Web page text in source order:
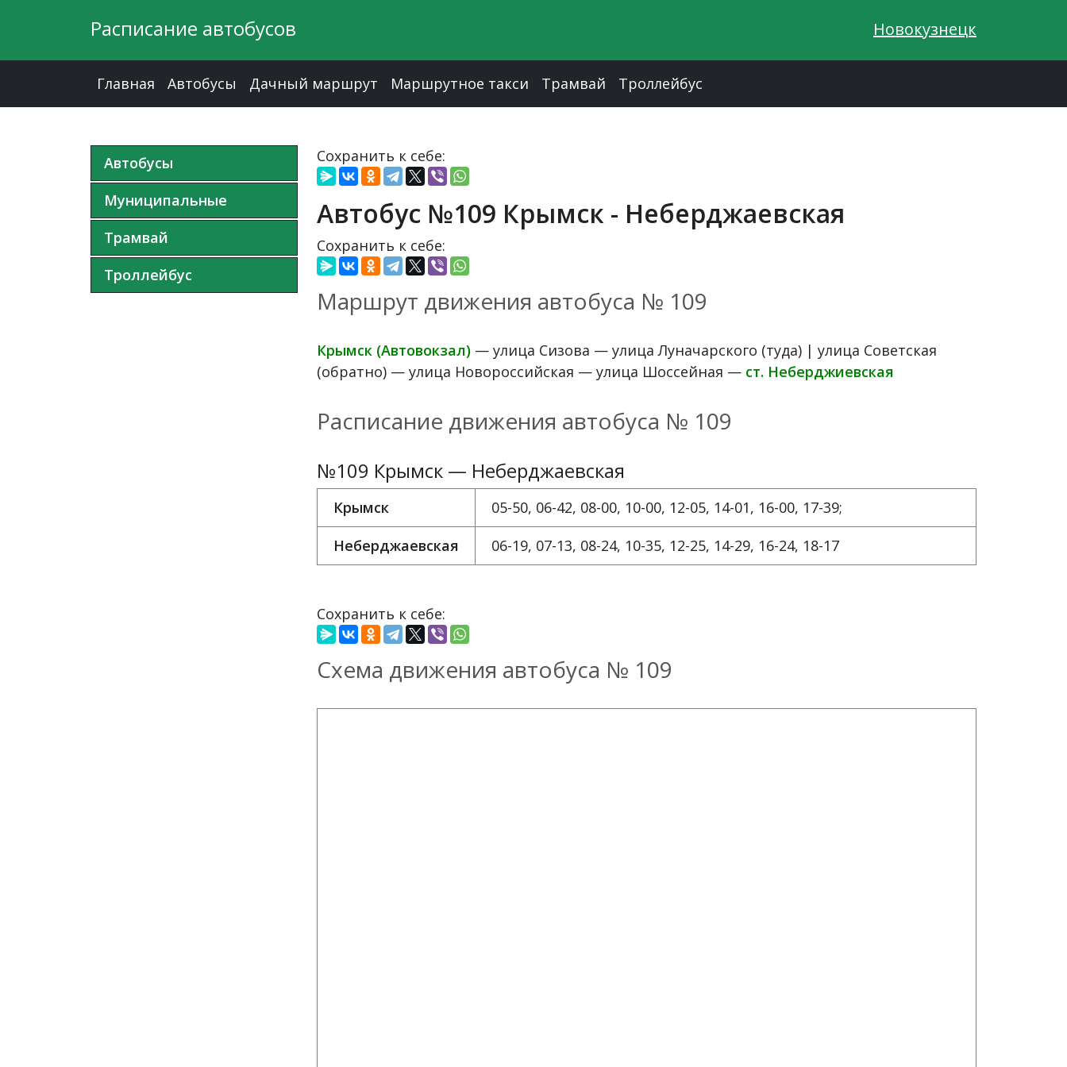
Расписание автобусов Новокузнецк
Главная Автобусы Дачный маршрут Маршрутное такси Трамвай Троллейбус
Сохранить к себе:
Автобус №109 Крымск - Неберджаевская
Сохранить к себе:
Маршрут движения автобуса № 109
Крымск (Автовокзал) — улица Сизова — улица Луначарского (туда) | улица Советская
(обратно) — улица Новороссийская — улица Шоссейная — ст. Неберджиевская
Расписание движения автобуса № 109
№109 Крымск — Неберджаевская
Крымск
05-50, 06-42, 08-00, 10-00, 12-05, 14-01, 16-00, 17-39;
Неберджаевская
06-19, 07-13, 08-24, 10-35, 12-25, 14-29, 16-24, 18-17
Сохранить к себе:
Схема движения автобуса № 109
Автобусы
Муниципальные
Трамвай
Троллейбус